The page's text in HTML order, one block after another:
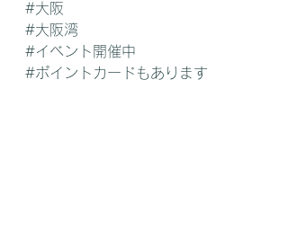
#大阪
#大阪湾
#イベント開催中
#ポイントカードもあります